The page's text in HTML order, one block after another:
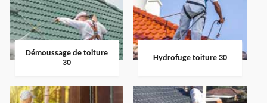
Démoussage de toiture
30
Hydrofuge toiture 30